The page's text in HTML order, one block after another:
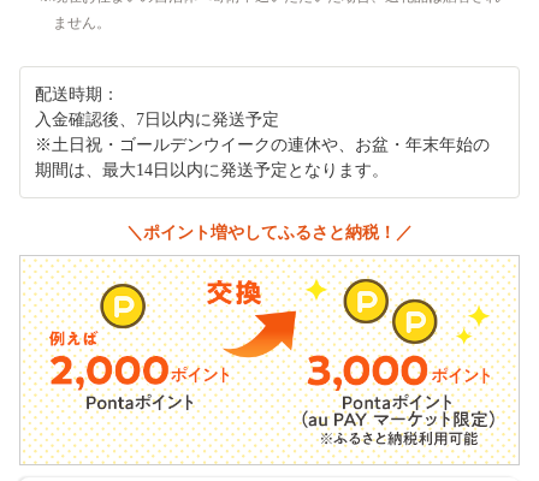
ません。
配送時期：
入金確認後、7日以内に発送予定
※土日祝・ゴールデンウイークの連休や、お盆・年末年始の
期間は、最大14日以内に発送予定となります。
＼ポイント増やしてふるさと納税！／